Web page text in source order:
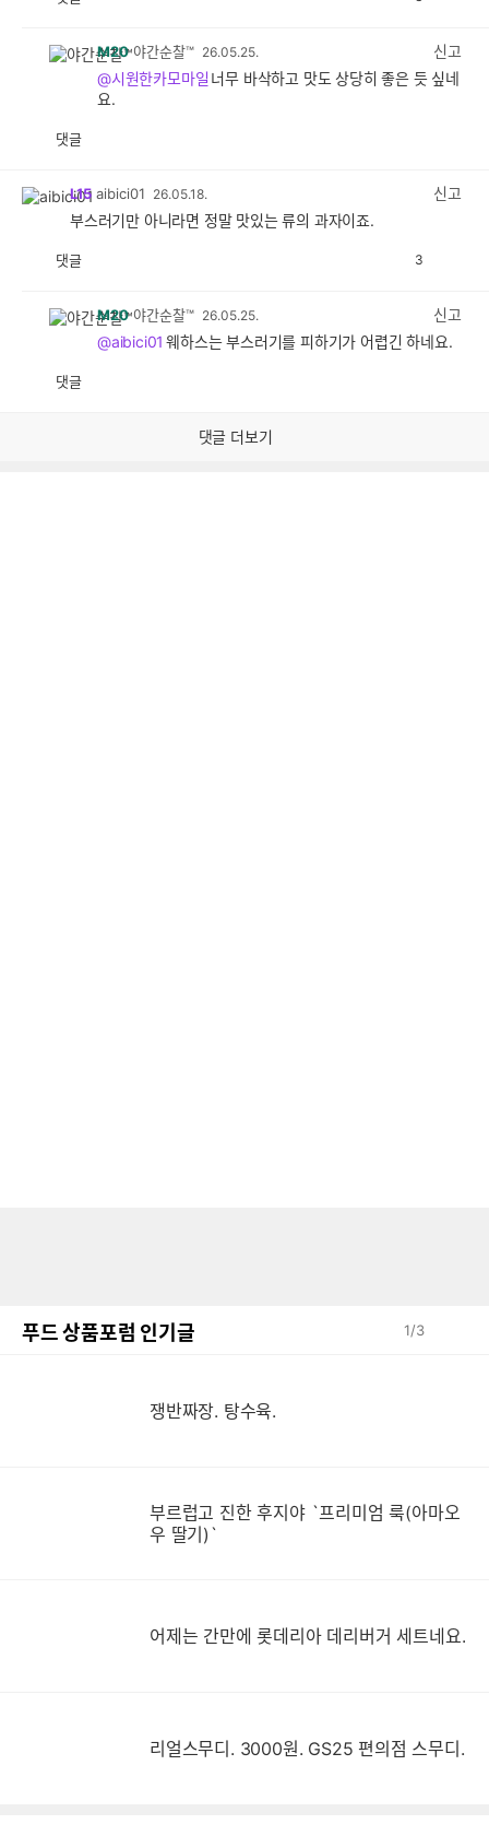
M20 야간순찰™ 26.05.25.
신고
@시원한카모마일 너무 바삭하고 맛도 상당히 좋은 듯 싶네
요.
댓글
L15 aibici01 26.05.18.
신고
부스러기만 아니라면 정말 맛있는 류의 과자이죠.
댓글 3
M20 야간순찰™ 26.05.25.
신고
@aibici01 웨하스는 부스러기를 피하기가 어렵긴 하네요.
댓글
댓글 더보기
푸드 상품포럼 인기글 1/3
쟁반짜장. 탕수육.
부르럽고 진한 후지야 `프리미엄 룩(아마오
우 딸기)`
어제는 간만에 롯데리아 데리버거 세트네요.
리얼스무디. 3000원. GS25 편의점 스무디.